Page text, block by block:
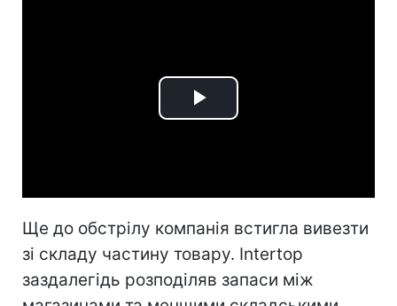
Play
Ще до обстрілу компанія встигла вивезти
зі складу частину товару. Intertop
заздалегідь розподіляв запаси між